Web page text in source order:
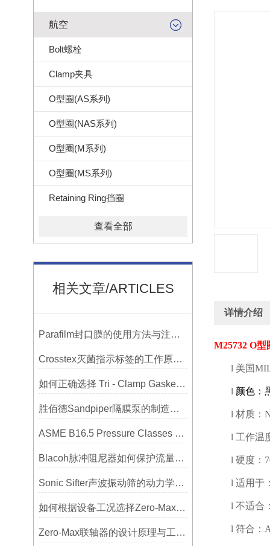
航空
Bolt螺栓
Clamp夹具
O型圈(AS系列)
O型圈(NAS系列)
O型圈(M系列)
O型圈(MS系列)
Retaining Ring挡圈
查看全部
相关文章/ARTICLES
Parafilm封口膜的使用方法与注意事项
Crosstex灭菌指示标签的工作原理：变色反应机制详解
如何正确选择 Tri - Clamp Gasket 垫圈的材质与尺寸？
胜佰德Sandpiper隔膜泵的制造工艺和技术难点
ASME B16.5 Pressure Classes of Flanges压力等级
Blacoh脉冲阻尼器如何保护流量计、压力开关和管路附件？
Sonic Sifter声波振动筛的动力学模拟与性能分析
如何根据设备工况选择Zero-Max联轴器？
Zero-Max联轴器的设计原理与工艺流程解析
详情介绍
M25732 O型
l 美国
l 颜色：
l 材质：
l 工作温
l 硬度：
l 适用于
l 不适合
l 符合：